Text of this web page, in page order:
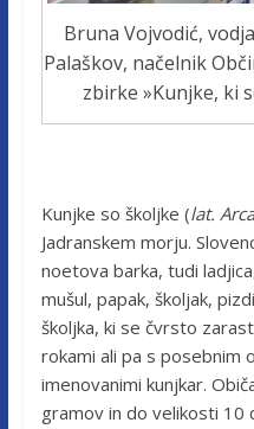
Bruna Vojvodić,
Palaškov, načelnik
zbirke »Kunjke, ki
Kunjke so školjke (lat.
Jadranskem morju.
noetova barka, tudi
mušul, papak, školjak,
školjka, ki se čvrsto
rokami ali pa s posebnim
imenovanimi kunjkar.
gramov in do velikosti 10